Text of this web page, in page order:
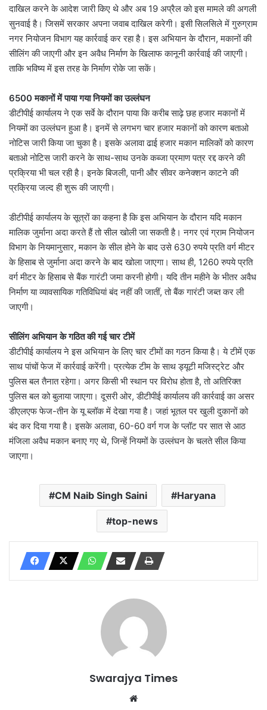
दाखिल करने के आदेश जारी किए थे और अब 19 अप्रैल को इस मामले की अगली
सुनवाई है। जिसमें सरकार अपना जवाब दाखिल करेगी। इसी सिलसिले में गुरुग्राम
नगर नियोजन विभाग यह कार्रवाई कर रहा है। इस अभियान के दौरान, मकानों की
सीलिंग की जाएगी और इन अवैध निर्माण के खिलाफ कानूनी कार्रवाई की जाएगी।
ताकि भविष्य में इस तरह के निर्माण रोके जा सकें।
6500 मकानों में पाया गया नियमों का उल्लंघन
डीटीपीई कार्यालय ने एक सर्वे के दौरान पाया कि करीब साढ़े छह हजार मकानों में
नियमों का उल्लंघन हुआ है। इनमें से लगभग चार हजार मकानों को कारण बताओ
नोटिस जारी किया जा चुका है। इसके अलावा ढाई हजार मकान मालिकों को कारण
बताओ नोटिस जारी करने के साथ-साथ उनके कब्जा प्रमाण पत्र रद्द करने की
प्रक्रिया भी चल रही है। इनके बिजली, पानी और सीवर कनेक्शन काटने की
प्रक्रिया जल्द ही शुरू की जाएगी।
डीटीपीई कार्यालय के सूत्रों का कहना है कि इस अभियान के दौरान यदि मकान
मालिक जुर्माना अदा करते हैं तो सील खोली जा सकती है। नगर एवं ग्राम नियोजन
विभाग के नियमानुसार, मकान के सील होने के बाद उसे 630 रुपये प्रति वर्ग मीटर
के हिसाब से जुर्माना अदा करने के बाद खोला जाएगा। साथ ही, 1260 रुपये प्रति
वर्ग मीटर के हिसाब से बैंक गारंटी जमा करनी होगी। यदि तीन महीने के भीतर अवैध
निर्माण या व्यावसायिक गतिविधियां बंद नहीं की जातीं, तो बैंक गारंटी जब्त कर ली
जाएगी।
सीलिंग अभियान के गठित की गई चार टीमें
डीटीपीई कार्यालय ने इस अभियान के लिए चार टीमों का गठन किया है। ये टीमें एक
साथ पांचों फेज में कार्रवाई करेंगी। प्रत्येक टीम के साथ ड्यूटी मजिस्ट्रेट और
पुलिस बल तैनात रहेगा। अगर किसी भी स्थान पर विरोध होता है, तो अतिरिक्त
पुलिस बल को बुलाया जाएगा। दूसरी ओर, डीटीपीई कार्यालय की कार्रवाई का असर
डीएलएफ फेज-तीन के यू ब्लॉक में देखा गया है। जहां भूतल पर खुली दुकानों को
बंद कर दिया गया है। इसके अलावा, 60-60 वर्ग गज के प्लॉट पर सात से आठ
मंजिला अवैध मकान बनाए गए थे, जिन्हें नियमों के उल्लंघन के चलते सील किया
जाएगा।
CM Naib Singh Saini Haryana
top-news
Swarajya Times